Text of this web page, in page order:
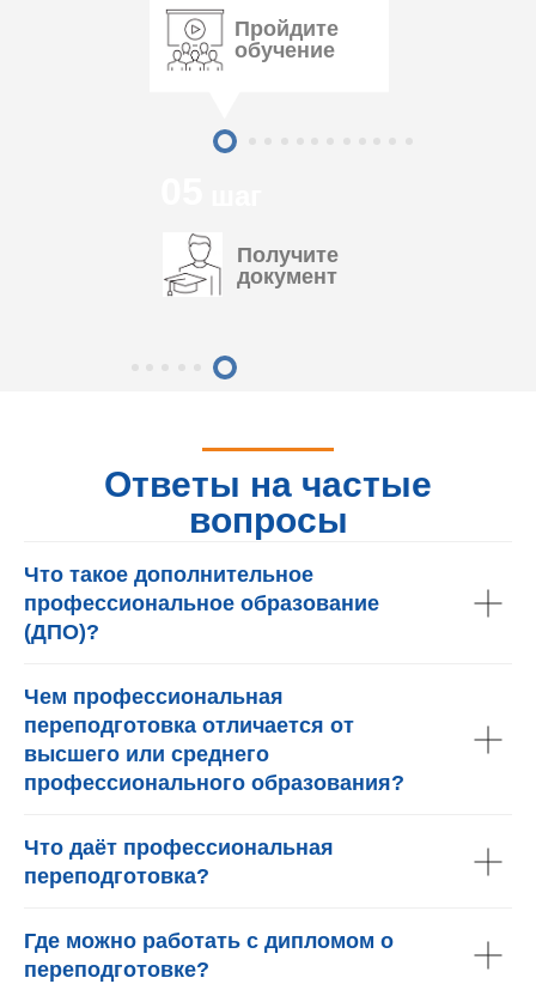
Пройдите
обучение
Получите
документ
Ответы на частые
вопросы
Что такое дополнительное
профессиональное образование
(ДПО)?
Чем профессиональная
переподготовка отличается от
высшего или среднего
профессионального образования?
Что даёт профессиональная
переподготовка?
Где можно работать с дипломом о
переподготовке?